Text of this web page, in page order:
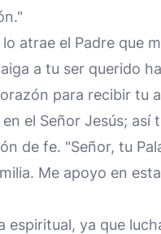
atrae el Padre que
a tu ser querido
para recibir tu
el Señor Jesús; así
de fe. "Señor, tu
Me apoyo en
ya que